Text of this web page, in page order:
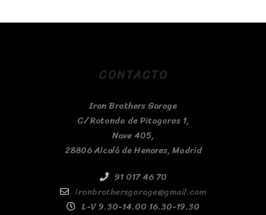
CONTACTO
Iron Brothers Garage
C/ Rotonda de Pitagoras 1,
Nave 405,
28806 Alcalá de Henares, Madrid
91 017 46 70
ironbrothersgarage@gmail.com
L-V 9.30-14.00 16.30-19.30